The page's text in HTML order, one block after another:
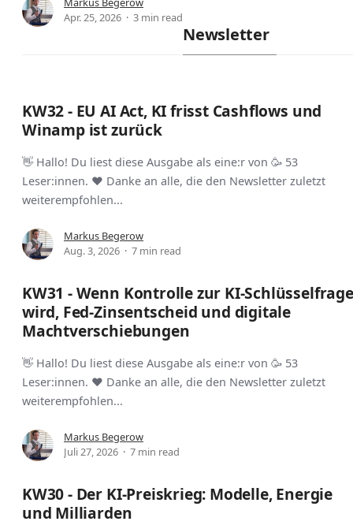
Apr. 25, 2026
3 min read
Newsletter
KW32 - EU AI Act, KI frisst Cashflows und
Winamp ist zurück
👋 Hallo! Du liest diese Ausgabe als eine:r von 🥳 53
Leser:innen. ❤️ Danke an alle, die den Newsletter zuletzt
weiterempfohlen...
Markus Begerow
Aug. 3, 2026
7 min read
KW31 - Wenn Kontrolle zur KI-Schlüsselfrage
wird, Fed-Zinsentscheid und digitale
Machtverschiebungen
👋 Hallo! Du liest diese Ausgabe als eine:r von 🥳 53
Leser:innen. ❤️ Danke an alle, die den Newsletter zuletzt
weiterempfohlen...
Markus Begerow
Juli 27, 2026
7 min read
KW30 - Der KI-Preiskrieg: Modelle, Energie
und Milliarden